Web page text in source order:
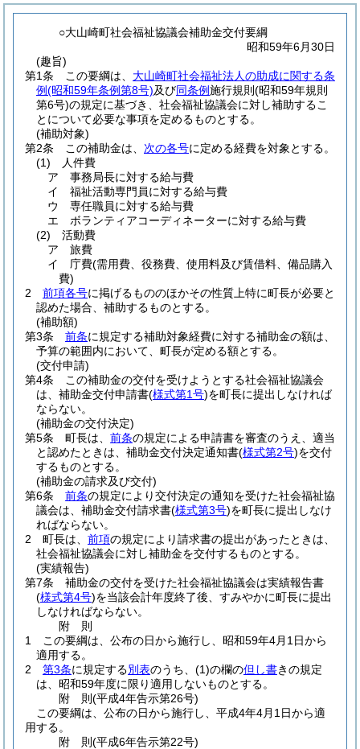
○大山崎町社会福祉協議会補助金交付要綱
昭和59年6月30日
(趣旨)
第1条
この要綱は、 大山崎町社会福祉法人の助成に関する条
例(昭和59年条例第8号)及び同条例施行規則 (昭和59年規則
第6号)の規定に基づき、社会福祉協議会に対し補助するこ
とについて必要な事項を定めるものとする。
(補助対象)
第2条
この補助金は、 次の各号に定める経費を対象とする。
(1)
人件費
ア
事務局長に対する給与費
イ
福祉活動専門員に対する給与費
ウ
専任職員に対する給与費
エ
ボランティアコーディネーターに対する給与費
(2)
活動費
ア
旅費
イ
庁費(需用費、役務費、使用料及び賃借料、備品購入
費)
2
前項各号に掲げるもののほかその性質上特に町長が必要と
認めた場合、補助するものとする。
(補助額)
第3条
前条に規定する補助対象経費に対する補助金の額は、
予算の範囲内において、町長が定める額とする。
(交付申請)
第4条
この補助金の交付を受けようとする社会福祉協議会
は、補助金交付申請書(様式第1号)を町長に提出しなければ
ならない。
(補助金の交付決定)
第5条
町長は、 前条の規定による申請書を審査のうえ、適当
と認めたときは、補助金交付決定通知書(様式第2号)を交付
するものとする。
(補助金の請求及び交付)
第6条
前条の規定により交付決定の通知を受けた社会福祉協
議会は、補助金交付請求書(様式第3号)を町長に提出しなけ
ればならない。
2
町長は、 前項の規定により請求書の提出があったときは、
社会福祉協議会に対し補助金を交付するものとする。
(実績報告)
第7条
補助金の交付を受けた社会福祉協議会は実績報告書
(様式第4号)を当該会計年度終了後、すみやかに町長に提出
しなければならない。
附 則
1
この要綱は、公布の日から施行し、昭和59年4月1日から
適用する。
2
第3条に規定する別表のうち、 (1)の欄の但し書きの規定
は、昭和59年度に限り適用しないものとする。
附 則(平成4年告示第26号)
この要綱は、公布の日から施行し、平成4年4月1日から適
用する。
附 則(平成6年告示第22号)